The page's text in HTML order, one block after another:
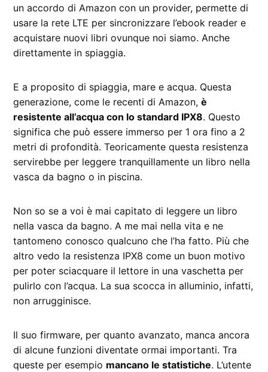
un accordo di Amazon con un provider, permette di
usare la rete LTE per sincronizzare l’ebook reader e
acquistare nuovi libri ovunque noi siamo. Anche
direttamente in spiaggia.
E a proposito di spiaggia, mare e acqua. Questa
generazione, come le recenti di Amazon,è
resistente all’acqua con lo standard IPX8. Questo
significa che può essere immerso per 1 ora fino a 2
metri di profondità. Teoricamente questa resistenza
servirebbe per leggere tranquillamente un libro nella
vasca da bagno o in piscina.
Non so se a voi è mai capitato di leggere un libro
nella vasca da bagno. A me mai nella vita e ne
tantomeno conosco qualcuno che l’ha fatto. Più che
altro vedo la resistenza IPX8 come un buon motivo
per poter sciacquare il lettore in una vaschetta per
pulirlo con l’acqua. La sua scocca in alluminio, infatti,
non arrugginisce.
Il suo firmware, per quanto avanzato, manca ancora
di alcune funzioni diventate ormai importanti. Tra
queste per esempio mancano le statistiche. L’utente